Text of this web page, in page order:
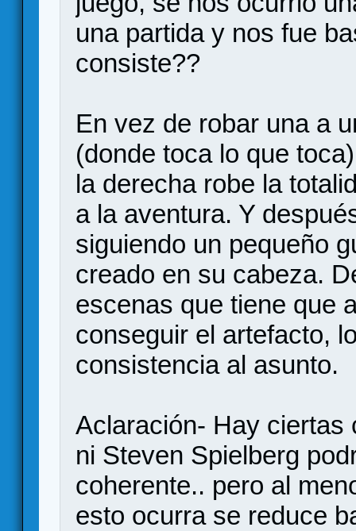
una partida y nos fue
consiste??
En vez de robar una a
(donde toca lo que
la derecha robe la
a la aventura. Y
siguiendo un pequeño
creado en su cabeza.
escenas que tiene que
conseguir el artefacto,
consistencia al asunto.
Aclaración- Hay ciertas
ni Steven Spielberg
coherente.. pero al
esto ocurra se reduce